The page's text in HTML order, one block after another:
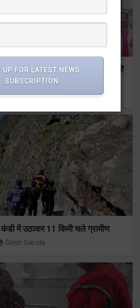
को लेकर ढोल दमाऊं के साथ सड़कों
Girish Gairola
कंडी में उठाकर 11 किमी चले ग्रामीण
Girish Gairola
UP FOR LATEST NEWS
SUBSCRIPTION